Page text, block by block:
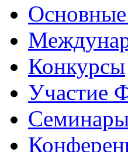
Основные
Конкурсы